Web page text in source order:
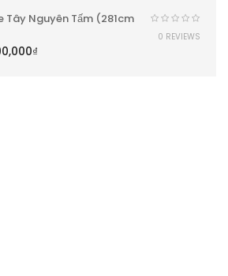
Tây Nguyên Tấm (281cm
₫
0 REVIEWS